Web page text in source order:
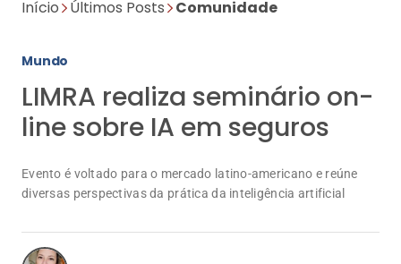
diversas perspectivas da prática da inteligência artificial
03/04/2024 06:52